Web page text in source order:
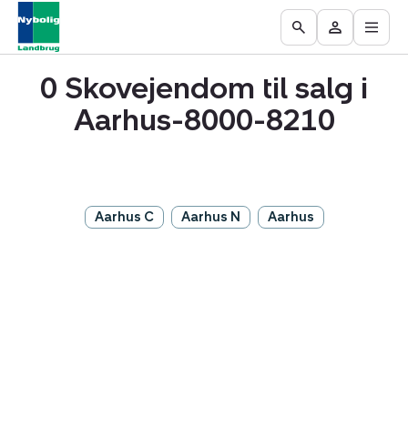
Ejendomme
til
Find
mægler
Få
vurderet
ejendom
Go
to
the
Search
page
Besøg
Mit
område
Åbn
0 Skovejendom til salg i
Aarhus-8000-8210
Aarhus C Aarhus N Aarhus